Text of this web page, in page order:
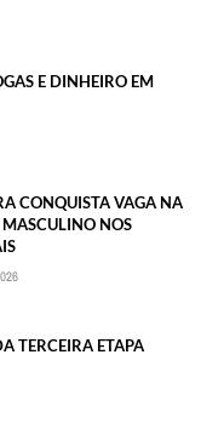
E DINHEIRO EM
CONQUISTA VAGA NA
NOS
TERCEIRA ETAPA